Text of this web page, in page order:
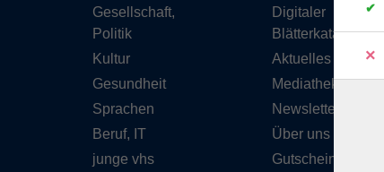
Gesellschaft,
Politik
Kultur
Gesundheit
Sprachen
Beruf, IT
junge vhs
Digitaler
Blätterkatalog
Aktuelles
Mediathek
Newsletter
Über uns
Gutschein